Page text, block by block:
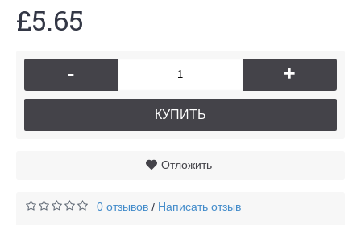
£5.65
- +
КУПИТЬ
Отложить
0 отзывов / Написать отзыв